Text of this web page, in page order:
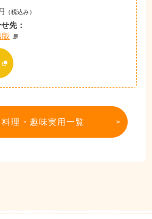
（税込み）
せ先：
版
理・趣味実用一覧